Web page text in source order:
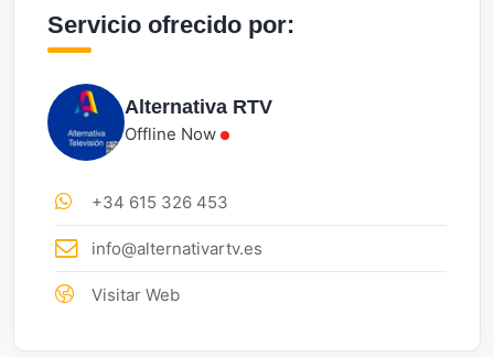
Servicio ofrecido por:
Alternativa RTV
Offline Now
+34 615 326 453
info@alternativartv.es
Visitar Web